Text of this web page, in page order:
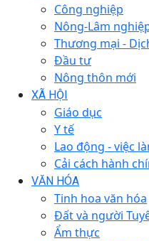
Công nghiệp
Nông-Lâm
Thương mại -
Đầu tư
Nông thôn mới
XÃ HỘI
Giáo dục
Y tế
Lao động - việc
Cải cách hành
VĂN HÓA
Tinh hoa văn hóa
Đất và người
Ẩm thực